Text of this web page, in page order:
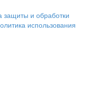
защиты и обработки
использования